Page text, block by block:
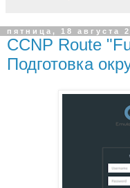
пятница, 18 августа
CCNP Route
Подготовка